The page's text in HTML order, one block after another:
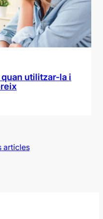
utilitzar-la i
articles